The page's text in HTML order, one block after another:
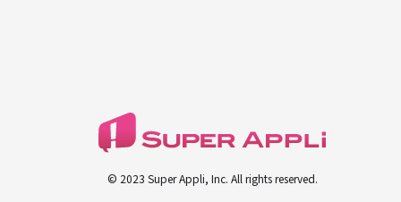
© 2023 Super Appli, Inc. All rights reserved.